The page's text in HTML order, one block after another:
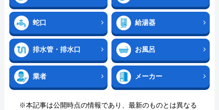
蛇口 給湯器
排水管・排水口 お風呂
業者 メーカー
※本記事は公開時点の情報であり、最新のものとは異なる